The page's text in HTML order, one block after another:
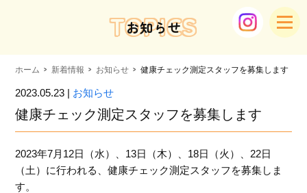
TOPICS
お知らせ
ホーム 新着情報 お知らせ 健康チェック測定スタッフを募集します
2023.05.23 | お知らせ
健康チェック測定スタッフを募集します
2023年7月12日（水）、13日（木）、18日（火）、22日
（土）に行われる、健康チェック測定スタッフを募集しま
す。